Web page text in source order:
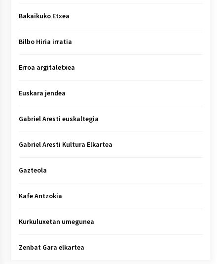
Bakaikuko Etxea
Bilbo Hiria irratia
Erroa argitaletxea
Euskara jendea
Gabriel Aresti euskaltegia
Gabriel Aresti Kultura Elkartea
Gazteola
Kafe Antzokia
Kurkuluxetan umegunea
Zenbat Gara elkartea